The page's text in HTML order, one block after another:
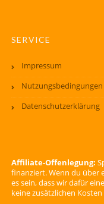
SERVICE
Impressum
Nutzungsbedingungen
Datenschutzerklärung
Affiliate-Offenlegung:
finanziert. Wenn du über
es sein, dass wir dafür
keine zusätzlichen Kosten